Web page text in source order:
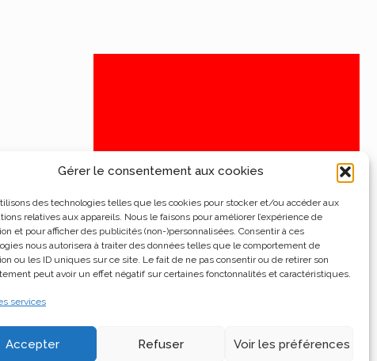
Gérer le consentement aux cookies
des technologies telles que les cookies pour stocker et/ou accéder aux
relatives aux appareils. Nous le faisons pour améliorer l’expérience de
et pour afficher des publicités (non-)personnalisées. Consentir à ces
nous autorisera à traiter des données telles que le comportement de
ou les ID uniques sur ce site. Le fait de ne pas consentir ou de retirer son
peut avoir un effet négatif sur certaines fonctonnalités et caractéristiques.
services
Accepter Refuser Voir les préférences